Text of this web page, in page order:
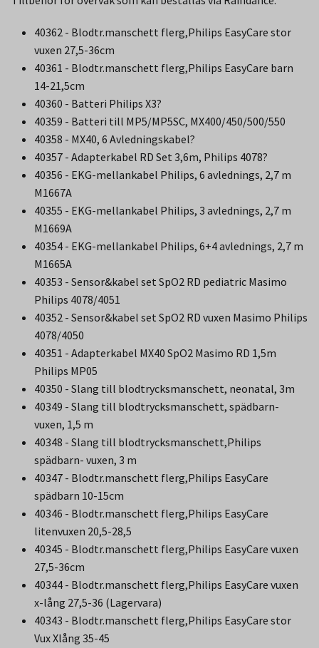
40362 - Blodtr.manschett flerg,Philips EasyCare stor
vuxen 27,5-36cm
40361 - Blodtr.manschett flerg,Philips EasyCare barn
14-21,5cm
40360 - Batteri Philips X3?
40359 - Batteri till MP5/MP5SC, MX400/450/500/550
40358 - MX40, 6 Avledningskabel?
40357 - Adapterkabel RD Set 3,6m, Philips 4078?
40356 - EKG-mellankabel Philips, 6 avlednings, 2,7 m
M1667A
40355 - EKG-mellankabel Philips, 3 avlednings, 2,7 m
M1669A
40354 - EKG-mellankabel Philips, 6+4 avlednings, 2,7 m
M1665A
40353 - Sensor&kabel set SpO2 RD pediatric Masimo
Philips 4078/4051
40352 - Sensor&kabel set SpO2 RD vuxen Masimo Philips
4078/4050
40351 - Adapterkabel MX40 SpO2 Masimo RD 1,5m
Philips MP05
40350 - Slang till blodtrycksmanschett, neonatal, 3m
40349 - Slang till blodtrycksmanschett, spädbarn-
vuxen, 1,5 m
40348 - Slang till blodtrycksmanschett,Philips
spädbarn- vuxen, 3 m
40347 - Blodtr.manschett flerg,Philips EasyCare
spädbarn 10-15cm
40346 - Blodtr.manschett flerg,Philips EasyCare
litenvuxen 20,5-28,5
40345 - Blodtr.manschett flerg,Philips EasyCare vuxen
27,5-36cm
40344 - Blodtr.manschett flerg,Philips EasyCare vuxen
x-lång 27,5-36 (Lagervara)
40343 - Blodtr.manschett flerg,Philips EasyCare stor
Vux Xlång 35-45